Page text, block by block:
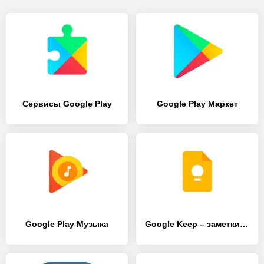
Сервисы Google Play Google Play Маркет
Google Play Музыка Google Keep – заметки и списки